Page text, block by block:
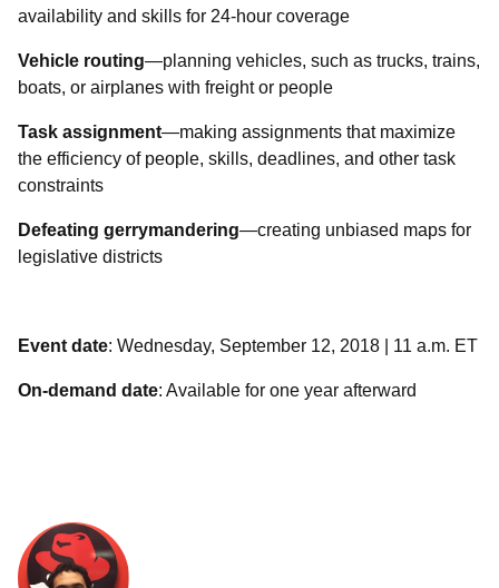
availability and skills for 24-hour coverage
Vehicle routing—planning vehicles, such as trucks, trains,
boats, or airplanes with freight or people
Task assignment—making assignments that maximize
the efficiency of people, skills, deadlines, and other task
constraints
Defeating gerrymandering—creating unbiased maps for
legislative districts
Event date: Wednesday, September 12, 2018 | 11 a.m. ET
On-demand date: Available for one year afterward